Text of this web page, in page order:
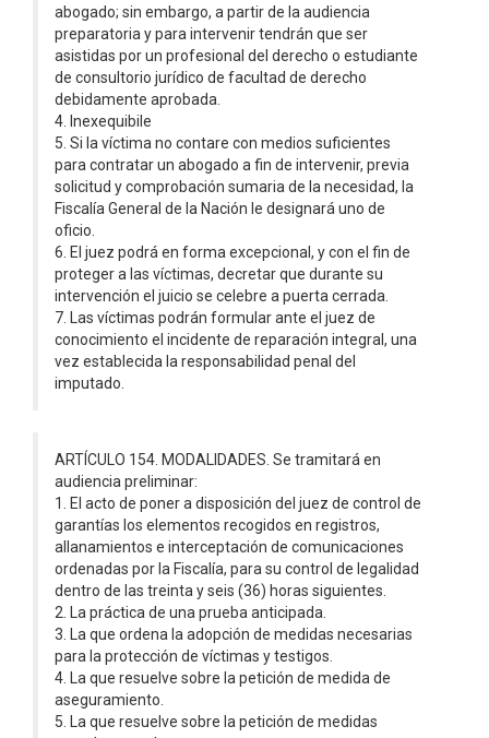
abogado; sin embargo, a partir de la audiencia
preparatoria y para intervenir tendrán que ser
asistidas por un profesional del derecho o estudiante
de consultorio jurídico de facultad de derecho
debidamente aprobada.
4. Inexequibile
5. Si la víctima no contare con medios suficientes
para contratar un abogado a fin de intervenir, previa
solicitud y comprobación sumaria de la necesidad, la
Fiscalía General de la Nación le designará uno de
oficio.
6. El juez podrá en forma excepcional, y con el fin de
proteger a las víctimas, decretar que durante su
intervención el juicio se celebre a puerta cerrada.
7. Las víctimas podrán formular ante el juez de
conocimiento el incidente de reparación integral, una
vez establecida la responsabilidad penal del
imputado.
ARTÍCULO 154. MODALIDADES. Se tramitará en
audiencia preliminar:
1. El acto de poner a disposición del juez de control de
garantías los elementos recogidos en registros,
allanamientos e interceptación de comunicaciones
ordenadas por la Fiscalía, para su control de legalidad
dentro de las treinta y seis (36) horas siguientes.
2. La práctica de una prueba anticipada.
3. La que ordena la adopción de medidas necesarias
para la protección de víctimas y testigos.
4. La que resuelve sobre la petición de medida de
aseguramiento.
5. La que resuelve sobre la petición de medidas